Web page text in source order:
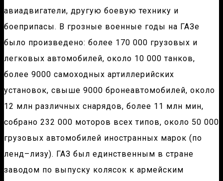
авиадвигатели, другую боевую технику и
боеприпасы. В грозные военные годы на ГАЗе
было произведено: более 170 000 грузовых и
легковых автомобилей, около 10 000 танков,
более 9000 самоходных артиллерийских
установок, свыше 9000 бронеавтомобилей, около
12 млн различных снарядов, более 11 млн мин,
собрано 232 000 моторов всех типов, около 50 000
грузовых автомобилей иностранных марок (по
ленд–лизу). ГАЗ был единственным в стране
заводом по выпуску колясок к армейским